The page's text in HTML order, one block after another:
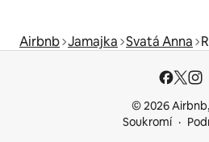
Airbnb Jamajka Svatá Anna
© 2026
Soukromí